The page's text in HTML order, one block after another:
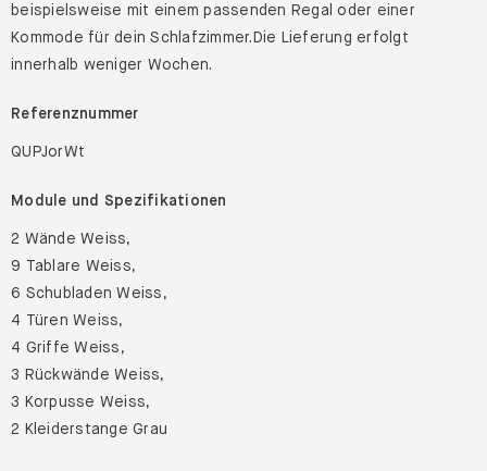
beispielsweise mit einem passenden Regal oder einer
Kommode für dein Schlafzimmer.Die Lieferung erfolgt
innerhalb weniger Wochen.
Referenznummer
QUPJorWt
Module und Spezifikationen
2 Wände Weiss,
9 Tablare Weiss,
6 Schubladen Weiss,
4 Türen Weiss,
4 Griffe Weiss,
3 Rückwände Weiss,
3 Korpusse Weiss,
2 Kleiderstange Grau